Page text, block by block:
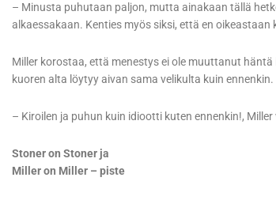
– Minusta puhutaan paljon, mutta ainakaan tällä
alkaessakaan. Kenties myös siksi, että en
Miller korostaa, että menestys ei ole muuttanut
kuoren alta löytyy aivan sama velikulta kuin ennenkin.
– Kiroilen ja puhun kuin idiootti kuten ennenkin!,
Stoner on Stoner ja
Miller on Miller – piste